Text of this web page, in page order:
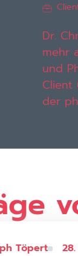
Dr.
mehr
und
Client
der
Töpert